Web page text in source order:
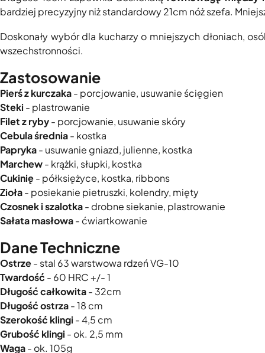
bardziej precyzyjny niż standardowy 21cm nóż szefa.
Doskonały wybór dla kucharzy o mniejszych dłoniach,
wszechstronności.
Zastosowanie
Pierś z kurczaka- porcjowanie, usuwanie ścięgien
Steki - plastrowanie
Filet z ryby- porcjowanie, usuwanie skóry
Cebula średnia- kostka
Papryka- usuwanie gniazd, julienne, kostka
Marchew- krążki, słupki, kostka
Cukinię- półksiężyce, kostka, ribbons
Zioła- posiekanie pietruszki, kolendry, mięty
Czosnek i szalotka- drobne siekanie, plastrowanie
Sałata masłowa- ćwiartkowanie
Dane Techniczne
Ostrze- stal 63 warstwowa rdzeń VG-10
Twardość - 60 HRC +/- 1
Długość całkowita- 32cm
Długość ostrza- 18 cm
Szerokość klingi - 4,5 cm
Grubość klingi - ok. 2,5 mm
Waga- ok. 105g